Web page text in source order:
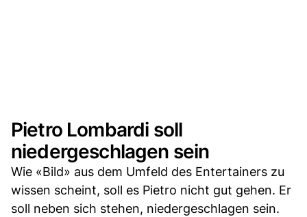
Pietro Lombardi soll
niedergeschlagen sein
Wie «Bild» aus dem Umfeld des Entertainers zu
wissen scheint, soll es Pietro nicht gut gehen. Er
soll neben sich stehen, niedergeschlagen sein.